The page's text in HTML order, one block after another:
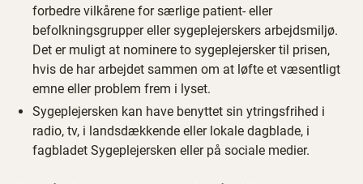
forbedre vilkårene for særlige patient- eller
befolkningsgrupper eller sygeplejerskers arbejdsmiljø.
Det er muligt at nominere to sygeplejersker til prisen,
hvis de har arbejdet sammen om at løfte et væsentligt
emne eller problem frem i lyset.
Sygeplejersken kan have benyttet sin ytringsfrihed i
radio, tv, i landsdækkende eller lokale dagblade, i
fagbladet Sygeplejersken eller på sociale medier.